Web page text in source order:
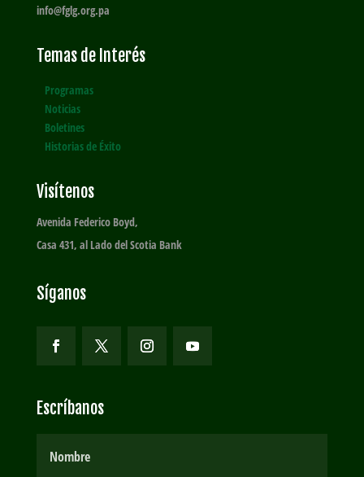
info@fglg.org.pa
Temas de Interés
Programas
Noticias
Boletines
Historias de Éxito
Visítenos
Avenida Federico Boyd,
Casa 431, al Lado del Scotia Bank
Síganos
Escríbanos